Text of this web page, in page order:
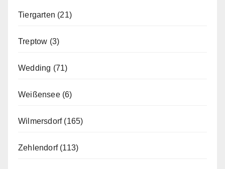
Tiergarten (21)
Treptow (3)
Wedding (71)
Weißensee(6)
Wilmersdorf(165)
Zehlendorf(113)